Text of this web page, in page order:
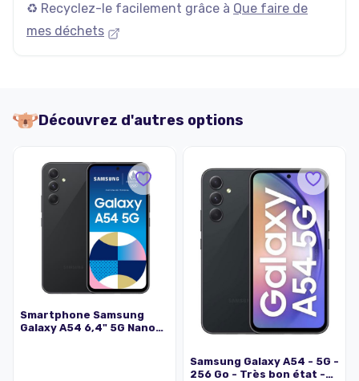
♻️ Recyclez-le facilement grâce à Que faire de
mes déchets
Découvrez d'autres options
Smartphone Samsung
Galaxy A54 6,4" 5G Nano
Samsung Galaxy A54 - 5G -
256 Go - Très bon état -